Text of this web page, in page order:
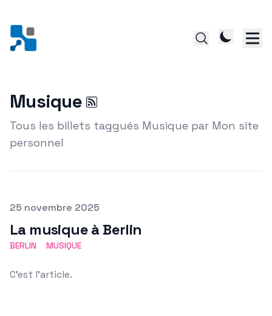
Musique
Tous les billets taggués Musique par Mon site
personnel
Posté le
25 novembre 2025
La musique à Berlin
BERLIN MUSIQUE
C'est l'article.